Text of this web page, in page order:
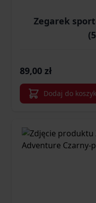
Zegarek
89,00 zł
Dodaj do